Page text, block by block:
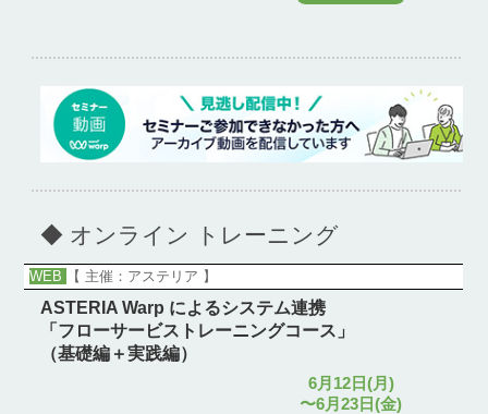
◆ オンライン トレーニング
WEB 【 主催：アステリア 】
ASTERIA Warp によるシステム連携
「フローサービストレーニングコース」
（基礎編＋実践編）
6月12日(月)
〜6月23日(金)